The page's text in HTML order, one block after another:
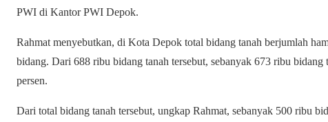
PWI di Kantor PWI Depok.
Rahmat menyebutkan, di Kota Depok total bidang tanah berjumlah
bidang. Dari 688 ribu bidang tanah tersebut, sebanyak 673 ribu bidang
persen.
Dari total bidang tanah tersebut, ungkap Rahmat, sebanyak 500 ribu